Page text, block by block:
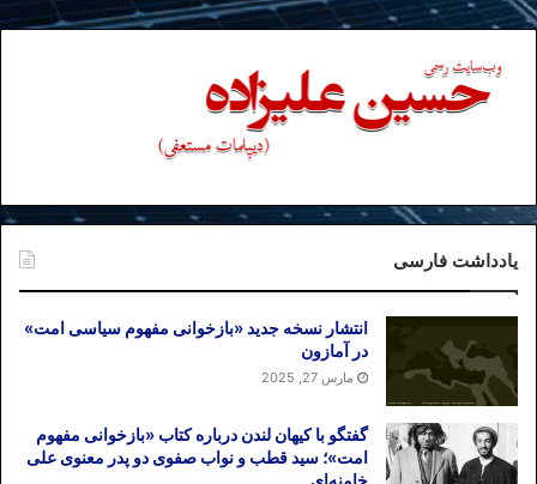
یادداشت فارسی
انتشار نسخه جدید «بازخوانی مفهوم سیاسی امت»
در آمازون
مارس 27, 2025
گفتگو با کیهان لندن درباره کتاب «بازخوانی مفهوم
امت»؛ سید قطب و نواب صفوی دو پدر معنوی علی